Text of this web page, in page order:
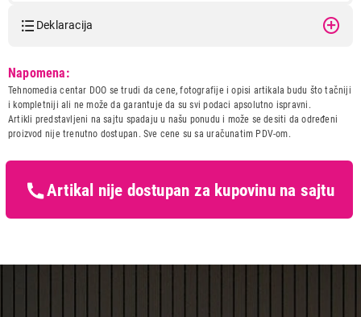
Deklaracija
1TB, ZEE, silver - mdvc4ze/a
Naziv i vrsta robe:
LAPTOP
Uvoznik:
TEHNOMEDIA CENTAR DOO
kupaca po osnovu zakona o
zaštiti potrošača
Napomena:
Tehnomedia centar DOO se trudi da cene, fotografije i opisi artikala budu što tačniji
i kompletniji ali ne može da garantuje da su svi podaci apsolutno ispravni.
Artikli predstavljeni na sajtu spadaju u našu ponudu i može se desiti da određeni
proizvod nije trenutno dostupan. Sve cene su sa uračunatim PDV-om.
Artikal nije dostupan za kupovinu na sajtu